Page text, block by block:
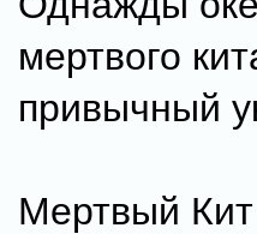
мертвого
привычный
Мертвый